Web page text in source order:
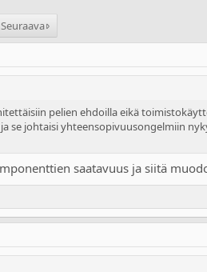
Seuraava
pelien ehdoilla eikä
se johtaisi yhteensopivuusongelmiin
saatavuus ja siitä